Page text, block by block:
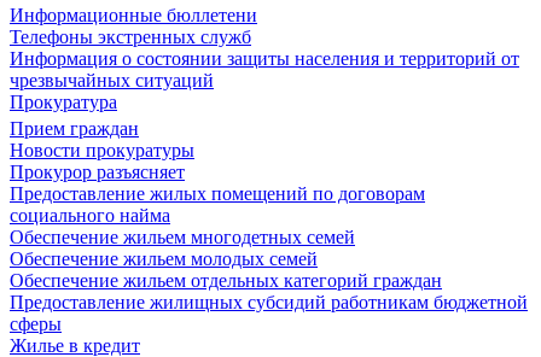
Информационные бюллетени
Телефоны экстренных служб
Информация о состоянии защиты населения и территорий от
чрезвычайных ситуаций
Прокуратура
Прием граждан
Новости прокуратуры
Прокурор разъясняет
Предоставление жилых помещений по договорам
социального найма
Обеспечение жильем многодетных семей
Обеспечение жильем молодых семей
Обеспечение жильем отдельных категорий граждан
Предоставление жилищных субсидий работникам бюджетной
сферы
Жилье в кредит